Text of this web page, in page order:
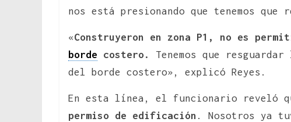
nos está presionando que tenemos
«Construyeron en zona P1, no es
borde costero. Tenemos que
del borde costero», explicó Reyes.
En esta línea, el funcionario reveló
permiso de edificación . Nosotros ya